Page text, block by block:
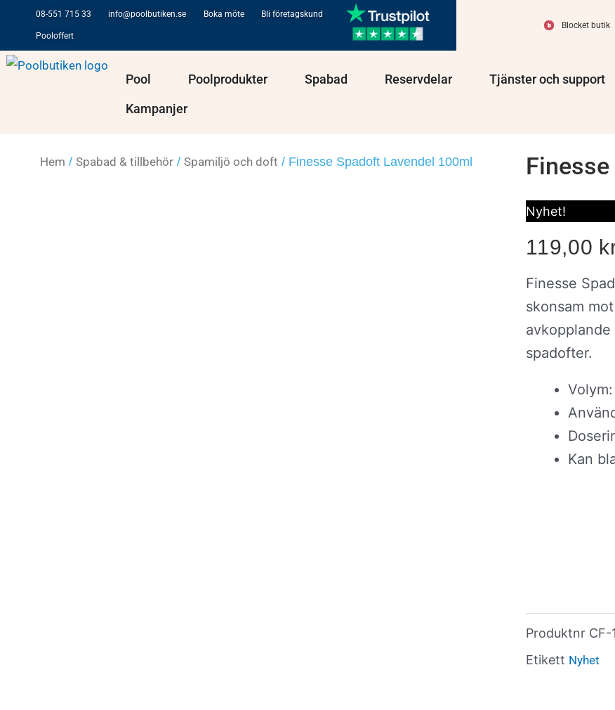
innehåll
08-551 715 33 info@poolbutiken.se Boka möte Bli företagskund
Pooloffert
Blocket butik
Pool Öppna PoolPoolprodukter Öppna Poolprodukter
Spabad Öppna Spabad
Reservdelar Öppna Reservdelar
Tjänster och support
Kampanjer
Hem / Spabad & tillbehör/ Spamiljö och doft / Finesse Spadoft Lavendel 100ml
Nyhet!
119,00
Finesse
skonsam
spadofter.
Kan
Produktnr CF-
Etikett Nyhet